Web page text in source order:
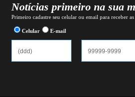
Notícias primeiro na sua
Primeiro cadastre seu celular ou email para receber
Celular E-mail